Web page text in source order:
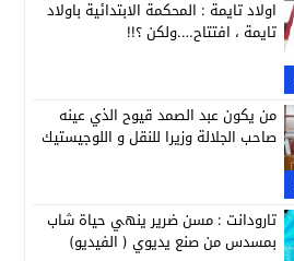
اولاد تايمة : المحكمة الابتدائية باولاد
تايمة ، افتتاح….ولكن ؟!!
من يكون عبد الصمد قيوح الذي عينه
صاحب الجلالة وزيرا للنقل و اللوجيستيك
تارودانت : مسن ضرير ينهي حياة شاب
بمسدس من صنع يديوي ( الفيديو)